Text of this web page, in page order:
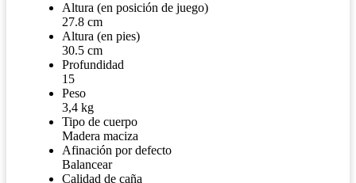
Altura (en posición de juego)
27.8 cm
Altura (en pies)
30.5 cm
Profundidad
15
Peso
3,4 kg
Tipo de cuerpo
Madera maciza
Afinación por defecto
Balancear
Calidad de caña